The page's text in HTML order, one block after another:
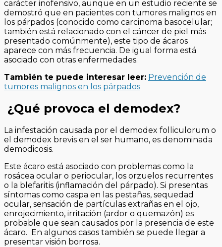
carácter inofensivo, aunque en un estudio reciente se
demostró que en pacientes con tumores malignos en
los párpados (conocido como carcinoma basocelular;
también está relacionado con el cáncer de piel más
presentado comúnmente), este tipo de ácaros
aparece con más frecuencia. De igual forma está
asociado con otras enfermedades.
También te puede interesar leer: Prevención de
tumores malignos en los párpados
¿Qué provoca el demodex?
La infestación causada por el demodex folliculorum o
el demodex brevis en el ser humano, es denominada
demodicosis.
Este ácaro está asociado con problemas como la
rosácea ocular o periocular, los orzuelos recurrentes
o la blefaritis (inflamación del párpado). Si presentas
síntomas como caspa en las pestañas, sequedad
ocular, sensación de partículas extrañas en el ojo,
enrojecimiento, irritación (ardor o quemazón) es
probable que sean causados por la presencia de este
ácaro. En algunos casos también se puede llegar a
presentar visión borrosa.